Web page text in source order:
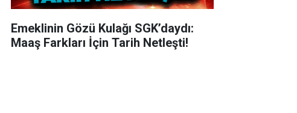
Emeklinin Gözü Kulağı SGK’daydı:
Maaş Farkları İçin Tarih Netleşti!